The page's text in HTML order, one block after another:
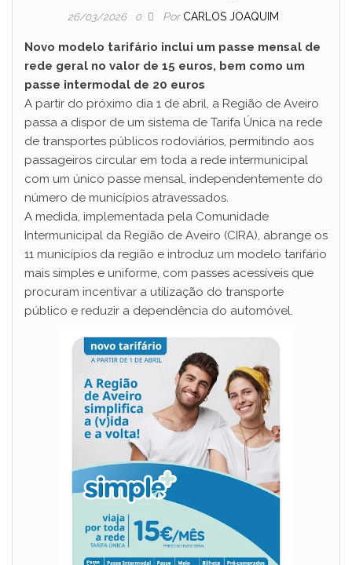
26/03/2026 0 Por CARLOS JOAQUIM
Novo modelo tarifário inclui um passe mensal de
rede geral no valor de 15 euros, bem como um
passe intermodal de 20 euros
A partir do próximo dia 1 de abril, a Região de Aveiro
passa a dispor de um sistema de Tarifa Única na rede
de transportes públicos rodoviários, permitindo aos
passageiros circular em toda a rede intermunicipal
com um único passe mensal, independentemente do
número de municípios atravessados.
A medida, implementada pela Comunidade
Intermunicipal da Região de Aveiro (CIRA), abrange os
11 municípios da região e introduz um modelo tarifário
mais simples e uniforme, com passes acessíveis que
procuram incentivar a utilização do transporte
público e reduzir a dependência do automóvel.